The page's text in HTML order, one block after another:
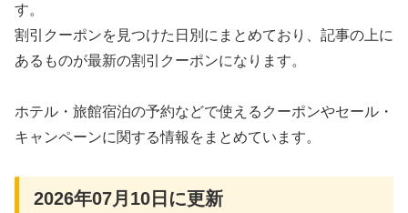
す。
割引クーポンを見つけた日別にまとめており、記事の上に
あるものが最新の割引クーポンになります。
ホテル・旅館宿泊の予約などで使えるクーポンやセール・
キャンペーンに関する情報をまとめています。
2026年07月10日に更新